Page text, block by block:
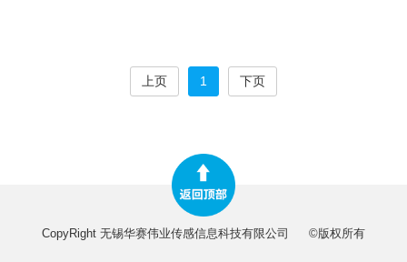
上页 1 下页
CopyRight 无锡华赛伟业传感信息科技有限公司 ©版权所有